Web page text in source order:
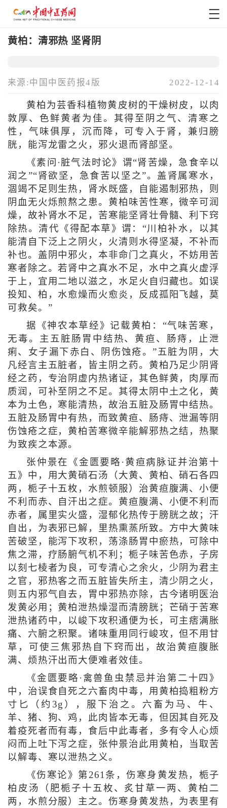
黄柏：清邪热 坚肾阴
来源:中国中医药报4版 2022-12-14
黄柏为芸香科植物黄皮树的干燥树皮，以肉
敦厚、色鲜黄者为佳。其得至阴之气、清寒之
性，气味俱厚，沉而降，可专入于肾，兼归膀
胱，能泻龙雷之火，邪火退而肾部坚。
《素问·脏气法时论》谓“肾苦燥，急食辛以
润之”“肾欲坚，急食苦以坚之”。盖肾属寒水，
涸竭不足则生热，肾水既盛，自能遏制邪热，则
阴血无火烁煎熬之患。黄柏味苦性寒，微辛可润
燥，故补肾水不足，苦寒能坚肾壮骨髓、利下窍
除热。清代《得配本草》谓：“川柏补水，以其
能清自下泛上之阴火，火清则水得坚凝，不补而
补也。盖阴中邪火，本非命门之真火，不妨用苦
寒者除之。若肾中之真水不足，水中之真火虚浮
于上，宜用二地以滋之，水足火自归藏也。如误
投知、柏，水愈燥而火愈炎，反成孤阳飞越，莫
可救矣。”
据《神农本草经》记载黄柏：“气味苦寒，
无毒。主五脏肠胃中结热、黄疸、肠痔，止泄
痢、女子漏下赤白、阴伤蚀疮。”五脏为阴，大
凡经言主五脏者，皆主阴之药。黄柏乃足少阴肾
经之药，专治阴虚内热诸证，其色鲜黄，肉厚而
质润，可补至阴之不足。其得太阴中土之化，黄
本为土色，寒能清热，故治五脏及肠胃中结热。
五脏及肠胃中有热，而致黄疸、肠痔、泄漏等阴
伤蚀疮之症，黄柏苦寒微辛能解邪热之结，热聚
为致疾之本源。
张仲景在《金匮要略·黄疸病脉证并治第十
五》中，用大黄硝石汤（大黄、黄柏、硝石各四
两，栀子十五枚，水煎顿服）治黄疸腹满、小便
不利而赤、自汗出之症。黄疸腹满、小便不利而
赤者，属里实火盛，湿郁化热传于膀胱之故；汗
自出，为表邪已解，里热熏蒸所致。方中大黄味
苦破坚，能泻下攻积，荡涤肠胃中瘀热，可除中
焦之滞，疗肠腑气机不利；栀子味苦色赤，子房
以刻七棱者为良，可专清心之余火，少阴为君主
之官，邪热客之而五脏皆失所主，清少阴之火，
则五内邪气自去，胃中邪热亦除，古今诸明医治
发黄必用；黄柏泄热燥湿而清膀胱；芒硝于苦寒
泄热诸药中，以峻下攻积通便为长，可主痞满胀
痛、六腑之积聚。诸味重用同行峻攻，但不用甘
草，可使三焦邪热自下窍而出，故治黄疸腹胀
满、烦热汗出而大便难者效佳。
《金匮要略·禽兽鱼虫禁忌并治第二十四》
中，治误食自死之六畜肉中毒，用黄柏捣粗粉方
寸匕（约3g），服下治之。六畜为马、牛、
羊、猪、狗、鸡，此肉皆本无毒，但因其自死及
着疫死者而有毒，食后中此毒者，多有令人心烦
闷而上吐下泻之症，张仲景治此用黄柏，当取苦
以解毒、寒以泄热之义。
《伤寒论》第261条，伤寒身黄发热，栀子
柏皮汤（肥栀子十五枚、炙甘草一两、黄柏二
两，水煎分服）主之。伤寒身黄发热，为表里有